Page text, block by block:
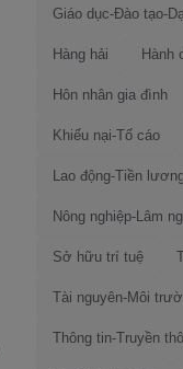
Giáo dục-Đào tạo-
Hàng hải Hành
Hôn nhân gia đình
Khiếu nại-Tố cáo
Lao động-Tiền
Nông nghiệp-Lâm
Sở hữu trí tuệ
Tài nguyên-Môi
Thông tin-Truyền